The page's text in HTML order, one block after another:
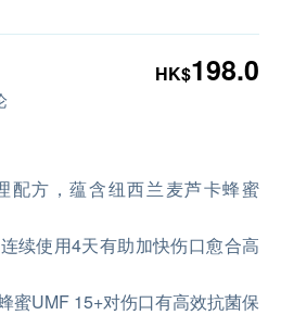
HK$198.0
配方，蕴含纽西兰麦芦卡蜂蜜
续使用4天有助加快伤口愈合高
蜜UMF 15+对伤口有高效抗菌保